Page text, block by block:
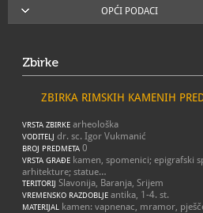
OPĆI PODACI
Zbirke
ZBIRKA RIMSKIH KAMENIH
VRSTA ZBIRKE arheološka
VODITELJ dr. sc. Igor Vukmanić
BROJ PREDMETA 0
VRSTA GRAĐE kamen, spomenici; epigrafski
arhitekture; statue…
TERITORIJ Slavonija, Baranja, Srijem
VREMENSKO RAZDOBLJE antika, 1-4. st.
MATERIJAL kamen: vapnenac, mramor,